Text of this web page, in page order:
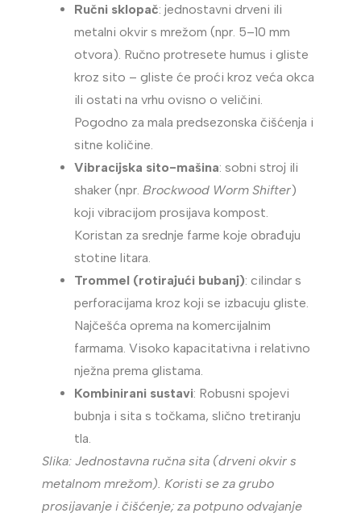
Ručni sklopač: jednostavni drveni ili
metalni okvir s mrežom (npr. 5–10 mm
otvora). Ručno protresete humus i gliste
kroz sito – gliste će proći kroz veća okca
ili ostati na vrhu ovisno o veličini.
Pogodno za mala predsezonska čišćenja i
sitne količine.
Vibracijska sito-mašina: sobni stroj ili
shaker (npr. Brockwood Worm Shifter)
koji vibracijom prosijava kompost.
Koristan za srednje farme koje obrađuju
stotine litara.
Trommel (rotirajući bubanj): cilindar s
perforacijama kroz koji se izbacuju gliste.
Najčešća oprema na komercijalnim
farmama. Visoko kapacitativna i relativno
nježna prema glistama.
Kombinirani sustavi: Robusni spojevi
bubnja i sita s točkama, slično tretiranju
tla.
Slika: Jednostavna ručna sita (drveni okvir s
metalnom mrežom). Koristi se za grubo
prosijavanje i čišćenje; za potpuno odvajanje